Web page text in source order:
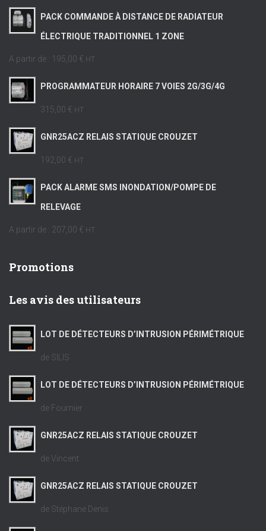
PACK COMMANDE À DISTANCE DE RADIATEUR
ÉLECTRIQUE TRADITIONNEL 1 ZONE
A partir de : 195,00 € HT
PROGRAMMATEUR HORAIRE 7 VOIES 2G/3G/4G
315,00 € HT
GNR25ACZ RELAIS STATIQUE CROUZET
192,00 € HT
PACK ALARME SMS INONDATION/POMPE DE
RELEVAGE
A partir de : 207,00 € HT
Promotions
Les avis des utilisateurs
LOT DE DÉTECTEURS D’INTRUSION PÉRIMÉTRIQUE
de SILIS
LOT DE DÉTECTEURS D’INTRUSION PÉRIMÉTRIQUE
de Fournier
GNR25ACZ RELAIS STATIQUE CROUZET
de Vincent
GNR25ACZ RELAIS STATIQUE CROUZET
de Stéphane Denis